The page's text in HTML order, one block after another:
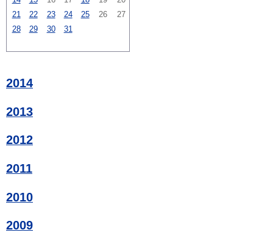
21
22 23 24 25 26
27
28
29 30 31
2014
2013
2012
2011
2010
2009